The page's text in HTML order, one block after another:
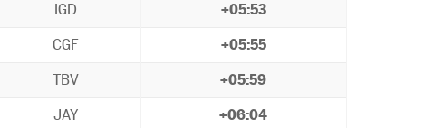
IGD +05:53
CGF +05:55
TBV +05:59
JAY +06:04